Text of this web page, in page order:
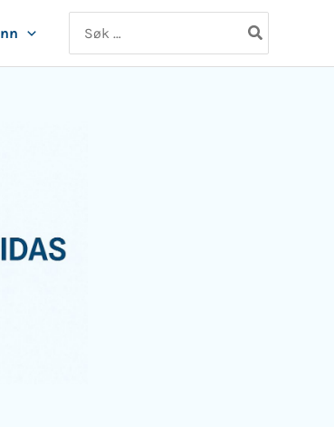
for: